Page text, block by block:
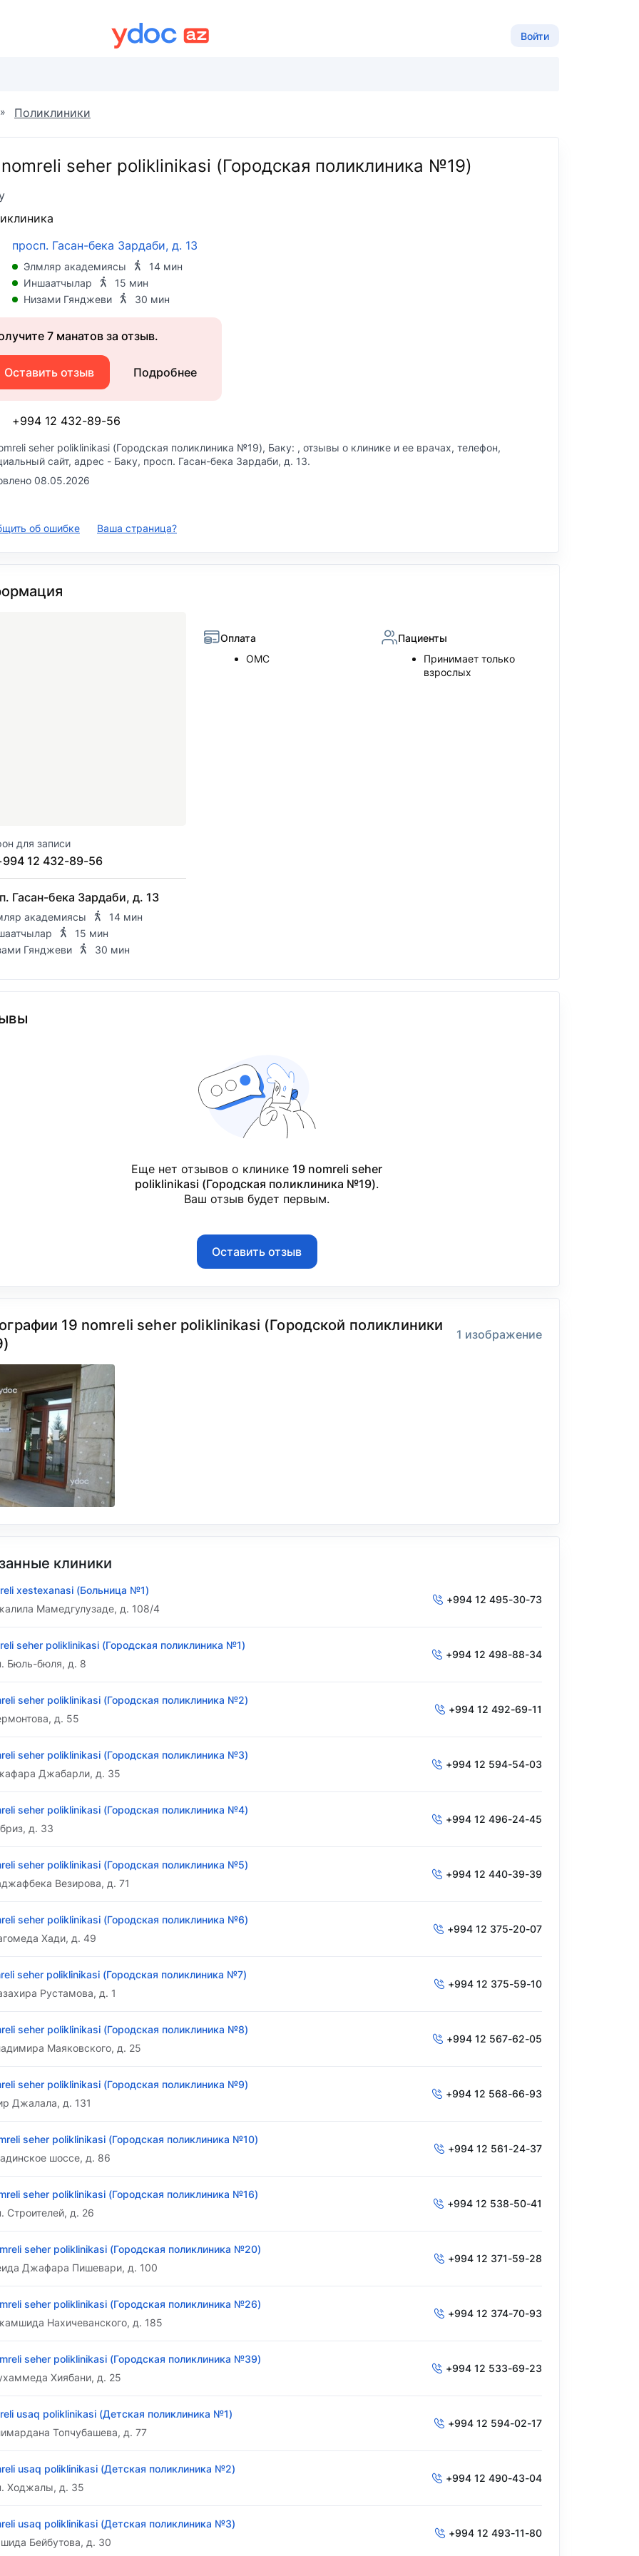
Войти
Поликлиники
seher poliklinikasi (Городская поликлиника №19)
просп. Гасан-бека Зардаби, д. 13
Элмляр академиясы
14 мин
Иншаатчылар
15 мин
Низами Гянджеви
30 мин
7 манатов за отзыв.
Оставить отзыв Подробнее
+994 12 432-89-56
seher poliklinikasi (Городская поликлиника №19), Баку: , отзывы о клинике и ее врачах, телефон,
сайт, адрес - Баку, просп. Гасан-бека Зардаби, д. 13.
08.05.2026
об ошибке Ваша страница?
для записи
12 432-89-56
Гасан-бека Зардаби, д. 13
академиясы
14 мин
15 мин
Гянджеви
30 мин
Оплата
ОМС
Пациенты
Принимает только
взрослых
Еще нет отзывов о клинике 19 nomreli seher
poliklinikasi (Городская поликлиника №19).
Ваш отзыв будет первым.
Оставить отзыв
19 nomreli seher poliklinikasi (Городской поликлиники
1 изображение
клиники
xestexanasi (Больница №1)
Мамедгулузаде, д. 108/4
+994 12 495-30-73
seher poliklinikasi (Городская поликлиника №1)
Бюль-бюля, д. 8
+994 12 498-88-34
seher poliklinikasi (Городская поликлиника №2)
д. 55
+994 12 492-69-11
seher poliklinikasi (Городская поликлиника №3)
Джабарли, д. 35
+994 12 594-54-03
seher poliklinikasi (Городская поликлиника №4)
д. 33
+994 12 496-24-45
seher poliklinikasi (Городская поликлиника №5)
Везирова, д. 71
+994 12 440-39-39
seher poliklinikasi (Городская поликлиника №6)
Хади, д. 49
+994 12 375-20-07
seher poliklinikasi (Городская поликлиника №7)
Рустамова, д. 1
+994 12 375-59-10
seher poliklinikasi (Городская поликлиника №8)
Маяковского, д. 25
+994 12 567-62-05
seher poliklinikasi (Городская поликлиника №9)
Джалала, д. 131
+994 12 568-66-93
seher poliklinikasi (Городская поликлиника №10)
шоссе, д. 86
+994 12 561-24-37
seher poliklinikasi (Городская поликлиника №16)
Строителей, д. 26
+994 12 538-50-41
seher poliklinikasi (Городская поликлиника №20)
Джафара Пишевари, д. 100
+994 12 371-59-28
seher poliklinikasi (Городская поликлиника №26)
Нахичеванского, д. 185
+994 12 374-70-93
seher poliklinikasi (Городская поликлиника №39)
Хиябани, д. 25
+994 12 533-69-23
usaq poliklinikasi (Детская поликлиника №1)
Топчубашева, д. 77
+994 12 594-02-17
usaq poliklinikasi (Детская поликлиника №2)
Ходжалы, д. 35
+994 12 490-43-04
usaq poliklinikasi (Детская поликлиника №3)
Бейбутова, д. 30
+994 12 493-11-80